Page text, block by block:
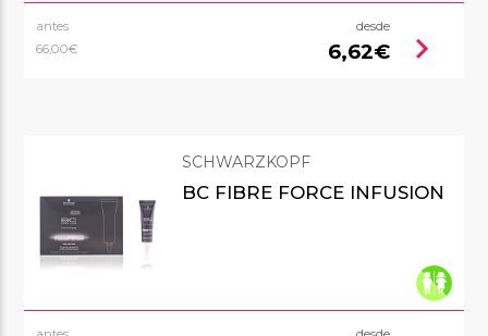
antes
66,00€
desde
6,62€ chevron_right
SCHWARZKOPF
BC FIBRE FORCE INFUSION